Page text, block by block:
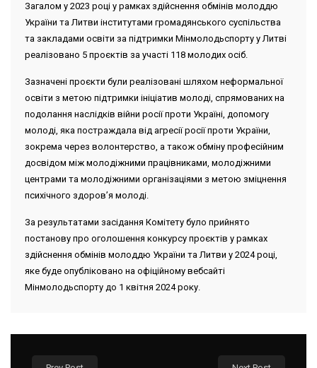
Загалом у 2023 році у рамках здійснення обмінів молоддю
України та Литви інститутами громадянського суспільства
та закладами освіти за підтримки Мінмолодьспорту у Литві
реалізовано 5 проєктів за участі 118 молодих осіб.
Зазначені проєкти були реалізовані шляхом неформальної
освіти з метою підтримки ініціатив молоді, спрямованих на
подолання наслідків війни росії проти Україні, допомогу
молоді, яка постраждала від агресії росії проти України,
зокрема через волонтерство, а також обміну професійним
досвідом між молодіжними працівниками, молодіжними
центрами та молодіжними організаціями з метою зміцнення
психічного здоров’я молоді.
За результатами засідання Комітету було прийнято
постанову про оголошення конкурсу проєктів у рамках
здійснення обмінів молоддю України та Литви у 2024 році,
яке буде опубліковано на офіційному вебсайті
Мінмолодьспорту до 1 квітня 2024 року.